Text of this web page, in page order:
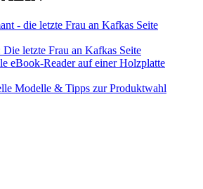
letzte Frau an Kafkas Seite
Modelle & Tipps zur Produktwahl